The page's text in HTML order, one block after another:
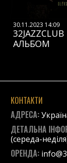
30.11.2023 14:09
АЛЬБОМ
КОНТАКТИ
АДРЕСА:
ДЕТАЛЬНА
(середа-
ОРЕНДА: